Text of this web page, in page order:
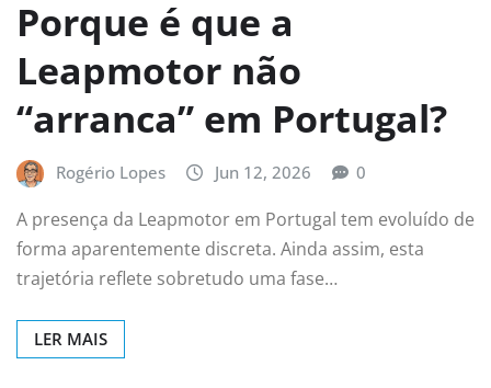
Porque é que a
Leapmotor não
“arranca” em Portugal?
Rogério Lopes Jun 12, 2026 0
A presença da Leapmotor em Portugal tem evoluído de
forma aparentemente discreta. Ainda assim, esta
trajetória reflete sobretudo uma fase…
LER MAIS